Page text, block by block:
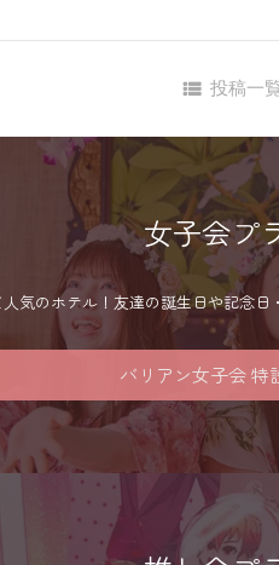
投稿一
女子会プ
気のホテル！友達の誕生日や記念
バリアン女子会 特